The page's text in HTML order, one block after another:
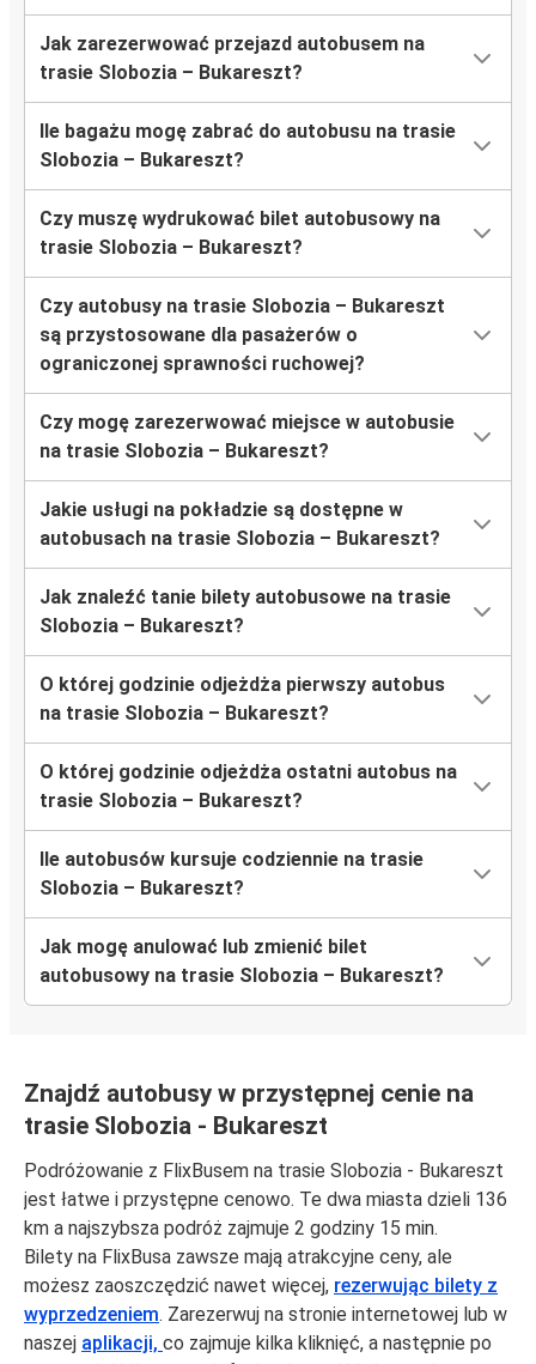
Jak zarezerwować przejazd autobusem na
trasie Slobozia – Bukareszt?
Ile bagażu mogę zabrać do autobusu na trasie
Slobozia – Bukareszt?
Czy muszę wydrukować bilet autobusowy na
trasie Slobozia – Bukareszt?
Czy autobusy na trasie Slobozia – Bukareszt
są przystosowane dla pasażerów o
ograniczonej sprawności ruchowej?
Czy mogę zarezerwować miejsce w autobusie
na trasie Slobozia – Bukareszt?
Jakie usługi na pokładzie są dostępne w
autobusach na trasie Slobozia – Bukareszt?
Jak znaleźć tanie bilety autobusowe na trasie
Slobozia – Bukareszt?
O której godzinie odjeżdża pierwszy autobus
na trasie Slobozia – Bukareszt?
O której godzinie odjeżdża ostatni autobus na
trasie Slobozia – Bukareszt?
Ile autobusów kursuje codziennie na trasie
Slobozia – Bukareszt?
Jak mogę anulować lub zmienić bilet
autobusowy na trasie Slobozia – Bukareszt?
Znajdź autobusy w przystępnej cenie na
trasie Slobozia - Bukareszt
Podróżowanie z FlixBusem na trasie Slobozia - Bukareszt
jest łatwe i przystępne cenowo. Te dwa miasta dzieli 136
km a najszybsza podróż zajmuje 2 godziny 15 min.
Bilety na FlixBusa zawsze mają atrakcyjne ceny, ale
możesz zaoszczędzić nawet więcej, rezerwując bilety z
wyprzedzeniem. Zarezerwuj na stronie internetowej lub w
naszej aplikacji, co zajmuje kilka kliknięć, a następnie po